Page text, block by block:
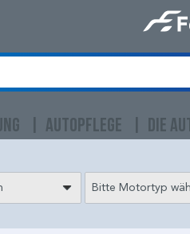
AUTOPFLEGE DIE
Bitte Motortyp